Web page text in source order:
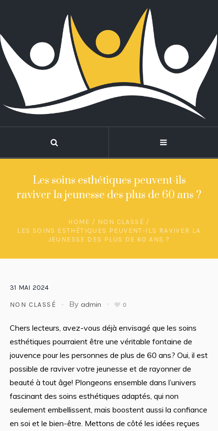
Les soins esthétiques peuvent-ils
raviver la jeunesse des plus de 60 ans ?
HOME / NON CLASSÉ /
LES SOINS ESTHÉTIQUES PEUVENT-ILS RAVIVER LA
JEUNESSE DES PLUS DE 60 ANS ?
31 MAI 2024
NON CLASSÉ By admin 0
Chers lecteurs, avez-vous déjà envisagé que les soins
esthétiques pourraient être une véritable fontaine de
jouvence pour les personnes de plus de 60 ans? Oui, il est
possible de raviver votre jeunesse et de rayonner de
beauté à tout âge! Plongeons ensemble dans l’univers
fascinant des soins esthétiques adaptés, qui non
seulement embellissent, mais boostent aussi la confiance
en soi et le bien-être. Mettons de côté les idées reçues